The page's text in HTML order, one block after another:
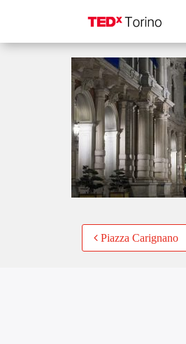
retro
Post
Piazza Carignano